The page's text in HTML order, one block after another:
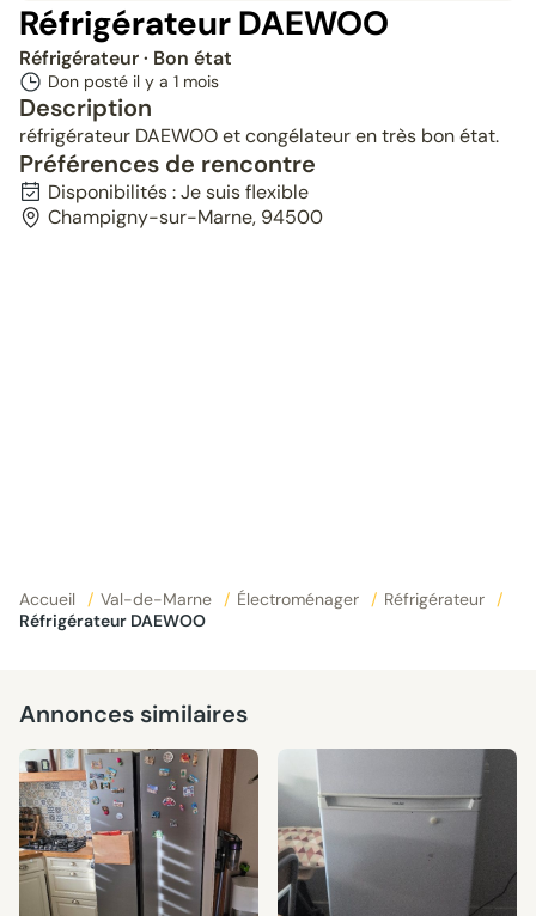
Réfrigérateur DAEWOO
Réfrigérateur· Bon état
Don posté il y a 1 mois
Description
réfrigérateur DAEWOO et congélateur en très bon état.
Préférences de rencontre
Disponibilités : Je suis flexible
Champigny-sur-Marne, 94500
Accueil / Val-de-Marne / Électroménager / Réfrigérateur
/
Réfrigérateur DAEWOO
Annonces similaires